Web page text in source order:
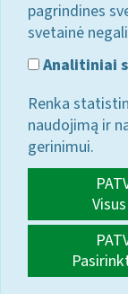
pagrindines
svetainė
Analitiniai
Renka
naudojimą ir
gerinimui.